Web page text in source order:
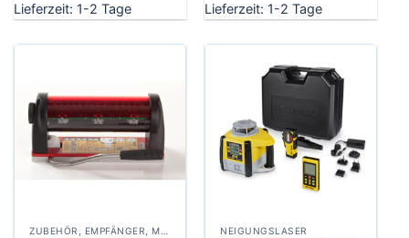
Lieferzeit: 1-2 Tage Lieferzeit: 1-2 Tage
NEIGUNGSLASER